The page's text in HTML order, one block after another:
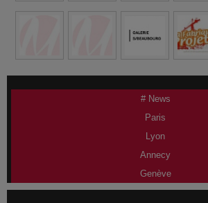
# News
Paris
Lyon
Annecy
Genève